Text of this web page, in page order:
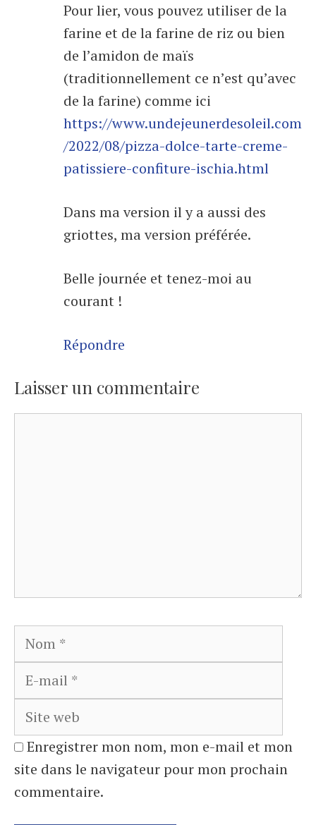
Pour lier, vous pouvez utiliser de la
farine et de la farine de riz ou bien
de l’amidon de maïs
(traditionnellement ce n’est qu’avec
de la farine) comme ici
https://www.undejeunerdesoleil.com
/2022/08/pizza-dolce-tarte-creme-
patissiere-confiture-ischia.html
Dans ma version il y a aussi des
griottes, ma version préférée.
Belle journée et tenez-moi au
courant !
Répondre
Laisser un commentaire
Nom
Enregistrer mon nom, mon e-mail et mon
site dans le navigateur pour mon prochain
commentaire.